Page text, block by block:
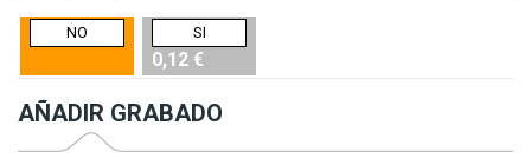
NO SI
0,12 €
AÑADIR GRABADO